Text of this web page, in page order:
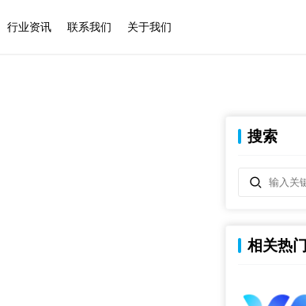
行业资讯 联系我们 关于我们
搜索
相关热门